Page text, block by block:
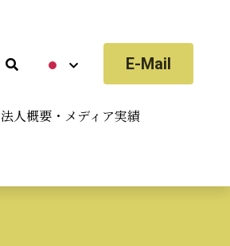
法人概要・メディア実績
E-Mail
法人概要・メディア実績
E-Mail